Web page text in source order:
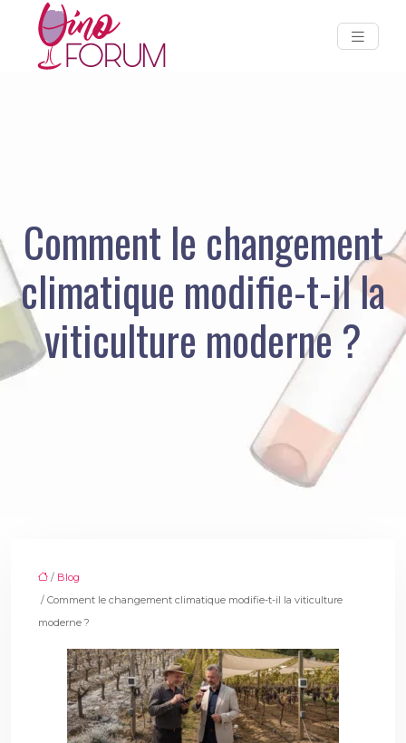
Comment le changement
climatique modifie-t-il la
viticulture moderne ?
/ Blog
/ Comment le changement climatique modifie-t-il la viticulture
moderne ?